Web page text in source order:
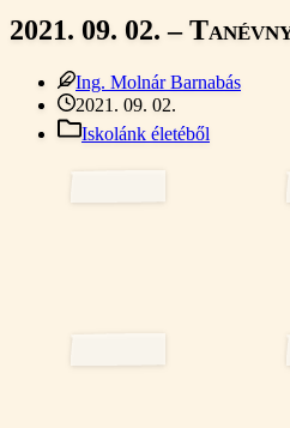
2021. 09. 02. –
Ing. Molnár Barnabás
2021. 09. 02.
Iskolánk életéből